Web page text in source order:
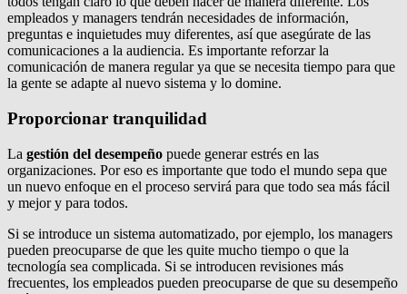
empleados y managers tendrán necesidades de información,
preguntas e inquietudes muy diferentes, así que asegúrate de las
comunicaciones a la audiencia. Es importante reforzar la
comunicación de manera regular ya que se necesita tiempo para que
la gente se adapte al nuevo sistema y lo domine.
Proporcionar tranquilidad
La gestión del desempeño puede generar estrés en las
organizaciones. Por eso es importante que todo el mundo sepa que
un nuevo enfoque en el proceso servirá para que todo sea más fácil
y mejor y para todos.
Si se introduce un sistema automatizado, por ejemplo, los managers
pueden preocuparse de que les quite mucho tiempo o que la
tecnología sea complicada. Si se introducen revisiones más
frecuentes, los empleados pueden preocuparse de que su desempeño